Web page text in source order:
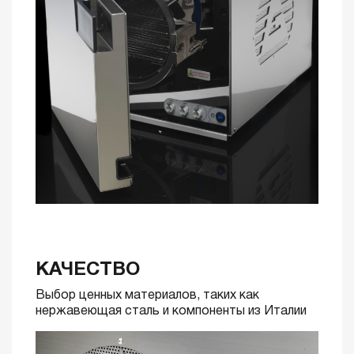
КАЧЕСТВО
Выбор ценных материалов, таких как
нержавеющая сталь и компоненты из Италии